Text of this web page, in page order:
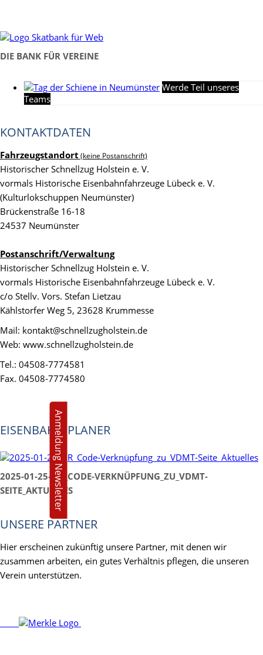
DIE BANK FÜR VEREINE
Werde Teil unseres
Teams
KONTAKTDATEN
Fahrzeugstandort (keine Postanschrift)
Historischer Schnellzug Holstein e. V.
vormals Historische Eisenbahnfahrzeuge Lübeck e. V.
(Kulturlokschuppen Neumünster)
Brückenstraße 16-18
24537 Neumünster
Postanschrift/Verwaltung
Historischer Schnellzug Holstein e. V.
vormals Historische Eisenbahnfahrzeuge Lübeck e. V.
c/o Stellv. Vors. Stefan Lietzau
Kählstorfer Weg 5, 23628 Krummesse
Mail: kontakt@schnellzugholstein.de
Web: www.schnellzugholstein.de
Tel.: 04508-7774581
Fax. 04508-7774580
EISENBAHN PLANER
Anmeldung Newsletter
2025-01-25-QR_CODE-VERKNÜPFUNG_ZU_VDMT-
SEITE_AKTUELLES
UNSERE PARTNER
Hier erscheinen zukünftig unsere Partner, mit denen wir
zusammen arbeiten, ein gutes Verhältnis pflegen, die unseren
Verein unterstützen.